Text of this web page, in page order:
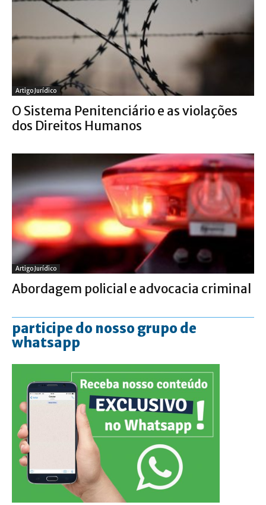
Artigo Jurídico
O Sistema Penitenciário e as violações
dos Direitos Humanos
Artigo Jurídico
Abordagem policial e advocacia criminal
participe do nosso grupo de
whatsapp